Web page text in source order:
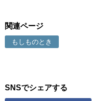
関連ページ
もしものとき
SNSでシェアする